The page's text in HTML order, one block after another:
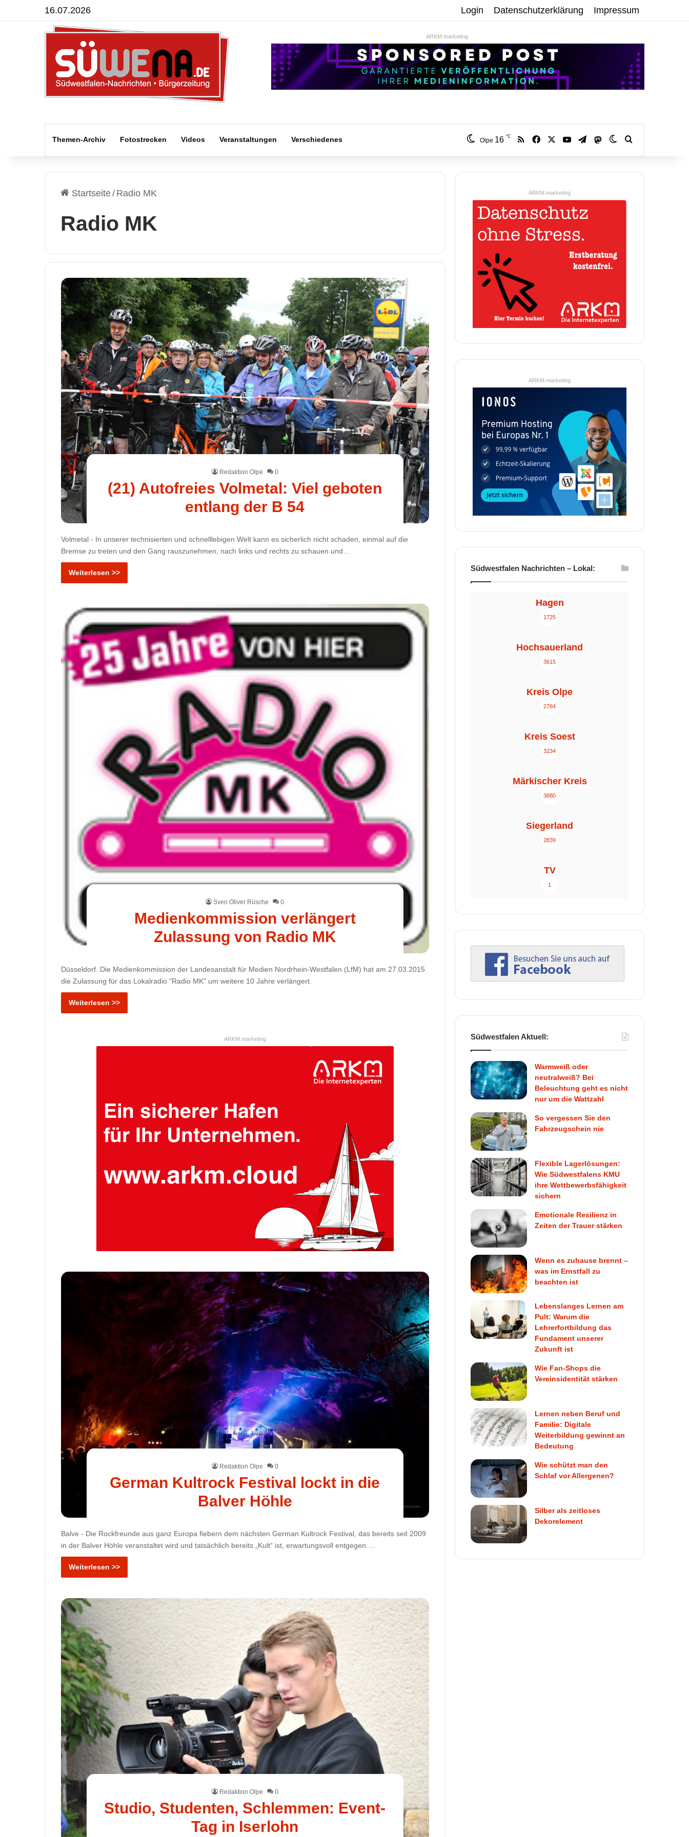
16.07.2026 Login Datenschutzerklärung Impressum
ARKM.marketing
Themen-Archiv Fotostrecken Videos Veranstaltungen Verschiedenes Olpe 16 ℃ RSS Facebook YouTubeTelegramMastodonSkin umschalten
Startseite/ Radio MK
Radio MK
Redaktion Olpe 0
(21) Autofreies Volmetal: Viel geboten
entlang der B 54
Volmetal - In unserer technisierten und schnelllebigen Welt kann es sicherlich nicht schaden, einmal auf die
Bremse zu treten und den Gang rauszunehmen, nach links und rechts zu schauen und…
Weiterlesen >>
Sven Oliver Rüsche 0
Medienkommission verlängert
Zulassung von Radio MK
Düsseldorf. Die Medienkommission der Landesanstalt für Medien Nordrhein-Westfalen (LfM) hat am 27.03.2015
die Zulassung für das Lokalradio "Radio MK" um weitere 10 Jahre verlängert.
Weiterlesen >>
ARKM.marketing
Redaktion Olpe 0
German Kultrock Festival lockt in die
Balver Höhle
Balve - Die Rockfreunde aus ganz Europa fiebern dem nächsten German Kultrock Festival, das bereits seit 2009
in der Balver Höhle veranstaltet wird und tatsächlich bereits „Kult“ ist, erwartungsvoll entgegen.…
Weiterlesen >>
Redaktion Olpe 0
Studio, Studenten, Schlemmen: Event-
Tag in Iserlohn
ARKM.marketing
ARKM.marketing
Südwestfalen Nachrichten – Lokal:
Hagen
1725
Hochsauerland
3615
Kreis Olpe
2784
Kreis Soest
3234
Märkischer Kreis
3880
Siegerland
2839
TV
1
Südwestfalen Aktuell:
Warmweiß oder
neutralweiß? Bei
Beleuchtung geht es nicht
nur um die Wattzahl
So vergessen Sie den
Fahrzeugschein nie
Flexible Lagerlösungen:
Wie Südwestfalens KMU
ihre Wettbewerbsfähigkeit
sichern
Emotionale Resilienz in
Zeiten der Trauer stärken
Wenn es zuhause brennt –
was im Ernstfall zu
beachten ist
Lebenslanges Lernen am
Pult: Warum die
Lehrerfortbildung das
Fundament unserer
Zukunft ist
Wie Fan-Shops die
Vereinsidentität stärken
Lernen neben Beruf und
Familie: Digitale
Weiterbildung gewinnt an
Bedeutung
Wie schützt man den
Schlaf vor Allergenen?
Silber als zeitloses
Dekorelement